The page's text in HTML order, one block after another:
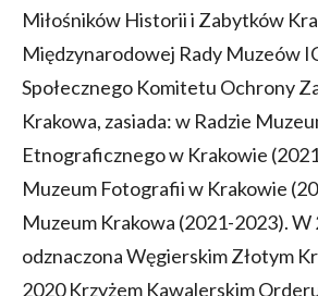
Miłośników Historii i Zabytków
Międzynarodowej Rady Muzeów
Społecznego Komitetu Ochrony
Krakowa, zasiada: w Radzie
Etnograficznego w Krakowie
Muzeum Fotografii w Krakowie
Muzeum Krakowa (2021-2023). W
odznaczona Węgierskim Złotym
2020 Krzyżem Kawalerskim